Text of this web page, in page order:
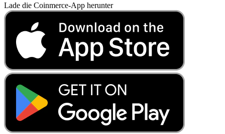
Lade die Coinmerce-App herunter